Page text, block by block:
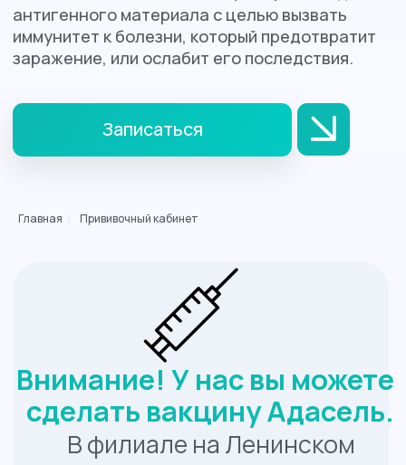
Главная / Прививочный кабинет
В филиале на Ленинском
Адасель® (дифтерия-
столбняк-коклюш)
французского производителя.
В соответствии с
национальными
может применяться для
ревакцинации против